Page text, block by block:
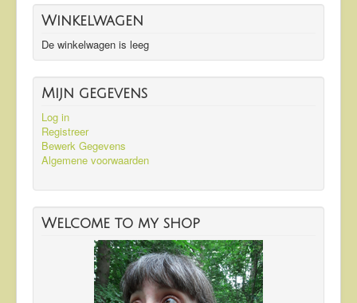
Winkelwagen
De winkelwagen is leeg
Mijn gegevens
Log in
Registreer
Bewerk Gegevens
Algemene voorwaarden
Welcome to my shop